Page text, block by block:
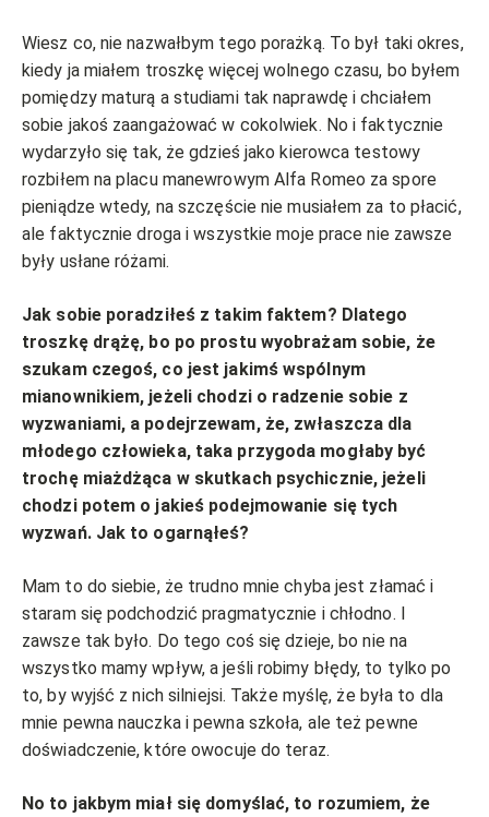
Wiesz co, nie nazwałbym tego porażką. To był taki okres,
kiedy ja miałem troszkę więcej wolnego czasu, bo byłem
pomiędzy maturą a studiami tak naprawdę i chciałem
sobie jakoś zaangażować w cokolwiek. No i faktycznie
wydarzyło się tak, że gdzieś jako kierowca testowy
rozbiłem na placu manewrowym Alfa Romeo za spore
pieniądze wtedy, na szczęście nie musiałem za to płacić,
ale faktycznie droga i wszystkie moje prace nie zawsze
były usłane różami.
Jak sobie poradziłeś z takim faktem? Dlatego
troszkę drążę, bo po prostu wyobrażam sobie, że
szukam czegoś, co jest jakimś wspólnym
mianownikiem, jeżeli chodzi o radzenie sobie z
wyzwaniami, a podejrzewam, że, zwłaszcza dla
młodego człowieka, taka przygoda mogłaby być
trochę miażdżąca w skutkach psychicznie, jeżeli
chodzi potem o jakieś podejmowanie się tych
wyzwań. Jak to ogarnąłeś?
Mam to do siebie, że trudno mnie chyba jest złamać i
staram się podchodzić pragmatycznie i chłodno. I
zawsze tak było. Do tego coś się dzieje, bo nie na
wszystko mamy wpływ, a jeśli robimy błędy, to tylko po
to, by wyjść z nich silniejsi. Także myślę, że była to dla
mnie pewna nauczka i pewna szkoła, ale też pewne
doświadczenie, które owocuje do teraz.
No to jakbym miał się domyślać, to rozumiem, że